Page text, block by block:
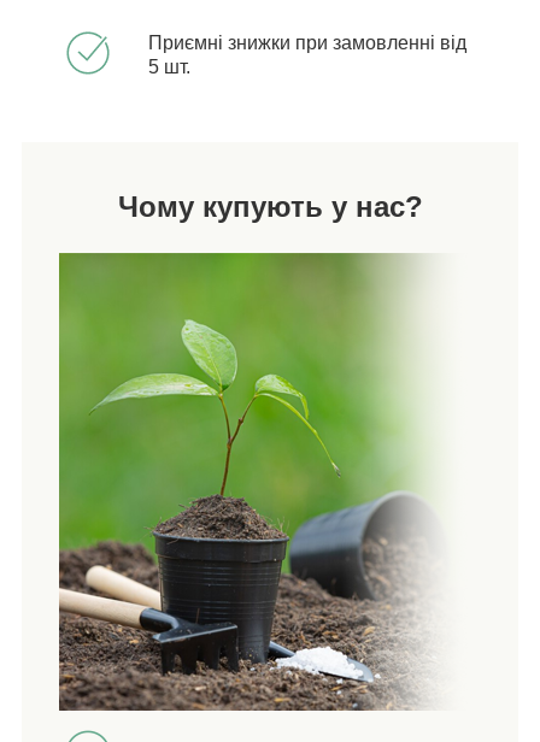
Приємні знижки при замовленні від
5 шт.
Чому купують у нас?